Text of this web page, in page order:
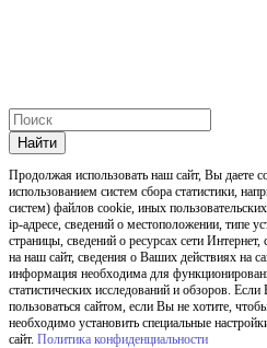
Найти
Продолжая использовать наш cайт, Вы даете
использованием систем сбора статистики,
систем) файлов cookie, иных
ip-адресе, сведений о местоположении, типе
страницы, сведений о ресурсах сети
на наш сайт, сведения о Ваших действиях на
информация необходима для
статистических исследований и обзоров.
пользоваться сайтом, если Вы не хотите,
необходимо установить специальные
сайт. Политика конфиденциальности